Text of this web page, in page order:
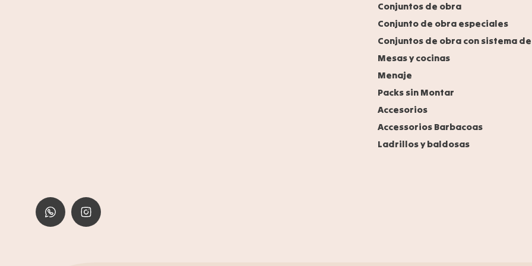
Conjuntos de obra
Conjunto de obra especiales
Conjuntos de obra con sistema
Mesas y cocinas
Menaje
Packs sin Montar
Accesorios
Accessorios Barbacoas
Ladrillos y baldosas